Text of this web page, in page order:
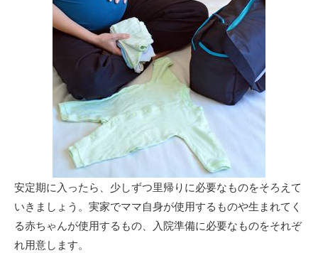
安定期に入ったら、少しずつ里帰りに必要なものをそろえて
いきましょう。実家でママ自身が使用するものや生まれてく
る赤ちゃんが使用するもの、入院準備に必要なものをそれぞ
れ用意します。